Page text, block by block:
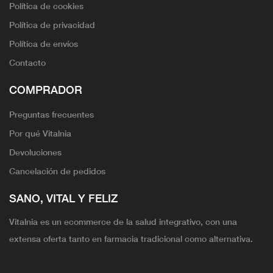
Política de cookies
Política de privacidad
Política de envíos
Contacto
COMPRADOR
Preguntas frecuentes
Por qué Vitalnia
Devoluciones
Cancelación de pedidos
SANO, VITAL Y FELIZ
Vitalnia es un ecommerce de la salud integrativo, con una
extensa oferta tanto en farmacia tradicional como alternativa.